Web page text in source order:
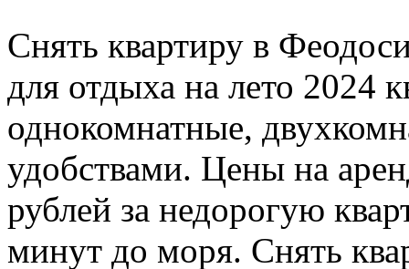
Снять квартиру в
для отдыха на лето 2024
однокомнатные,
удобствами. Цены на
рублей за недорогую
минут до моря. Снять